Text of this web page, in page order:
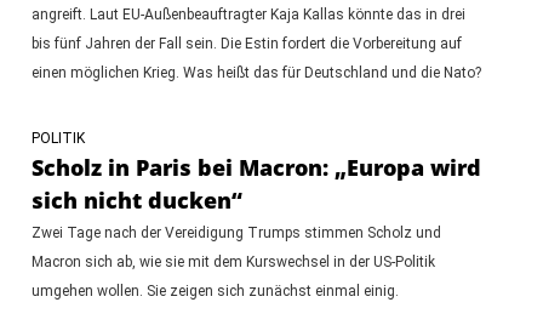
angreift. Laut EU-Außenbeauftragter Kaja Kallas könnte das in drei
bis fünf Jahren der Fall sein. Die Estin fordert die Vorbereitung auf
einen möglichen Krieg. Was heißt das für Deutschland und die Nato?
POLITIK
Scholz in Paris bei Macron: „Europa wird
sich nicht ducken“
Zwei Tage nach der Vereidigung Trumps stimmen Scholz und
Macron sich ab, wie sie mit dem Kurswechsel in der US-Politik
umgehen wollen. Sie zeigen sich zunächst einmal einig.